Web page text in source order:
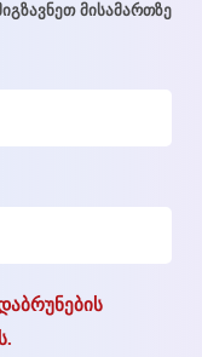
მისამართზე